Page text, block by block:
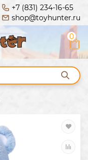
+7 (831) 234-16-65
shop@toyhunter.ru
0